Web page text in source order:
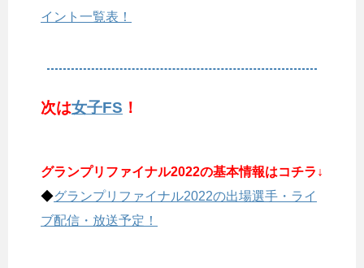
イント一覧表！
次は女子FS ！
グランプリファイナル2022の基本情報はコチラ↓
◆グランプリファイナル2022の出場選手・ライ
ブ配信・放送予定！